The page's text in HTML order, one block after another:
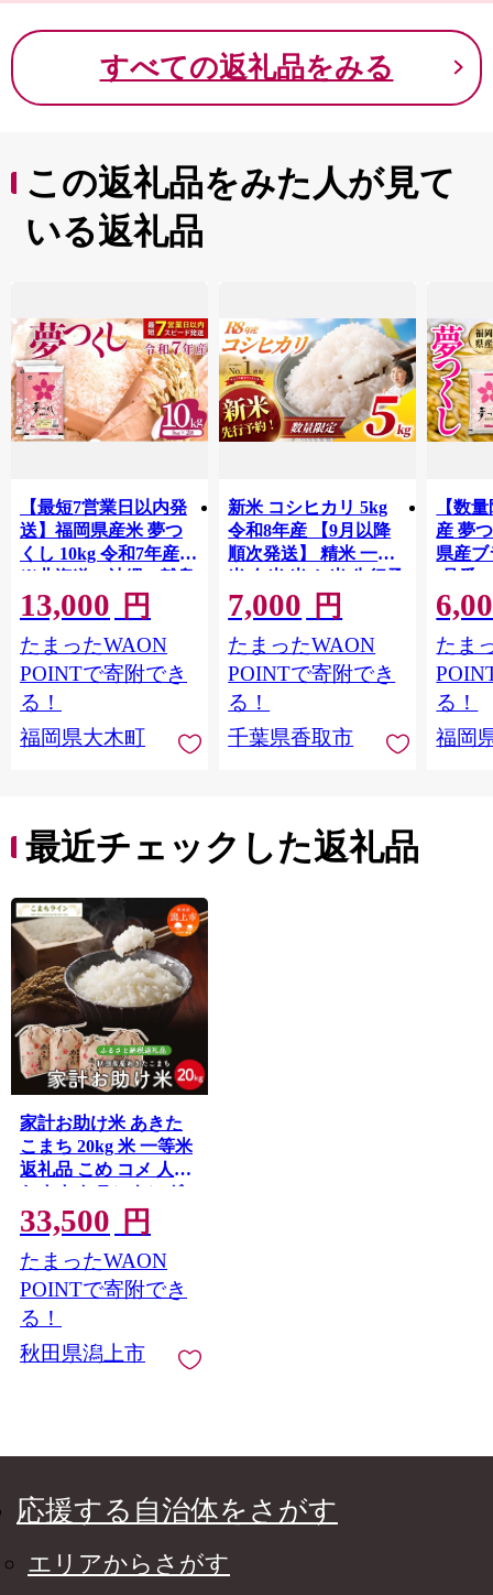
広大な田園風景に代表される豊かな自然環境を併せ持っ
た魅力あるまちです。
すべての返礼品をみる
この返礼品をみた人が見て
いる返礼品
【最短7営業日以内発
送】福岡県産米 夢つ
くし 10kg 令和7年産
※北海道・沖縄・離島
は配送不可 |【精米 単
一米 単一原料米 7年産
国産 お米 ブランド米
5kg × 2 ゆめつくし】
CY009_01
13,000 円
たまったWAON
POINTで寄附でき
る！
福岡県大木町
新米 コシヒカリ 5kg
令和8年産 【9月以降
順次発送】 精米 一等
米 白米 米 お米 先行予
約 数量 限定 こしひか
り 5キロ 米5kg ごはん
こめ コメ はくまい お
米マイスター 厳選 予
約 白飯 ※ okome kome
おむすび おにぎり 国
産 飯 おこめ 取り寄せ
7,000 円
たまったWAON
POINTで寄附でき
る！
千葉県香取市
【数
産 夢
県産ブ
(品番
たま
る！
福岡
最近チェックした返礼品
家計お助け米 あきた
こまち 20kg 米 一等米
返礼品 こめ コメ 人気
おすすめ ランキング
20キロ 人気 おすすめ
ランキング グルメ 故
郷 ふるさと 納税 秋田
潟上 潟上市 【こまち
ライン】
33,500 円
たまったWAON
POINTで寄附でき
る！
秋田県潟上市
応援する自治体をさがす
エリアからさがす